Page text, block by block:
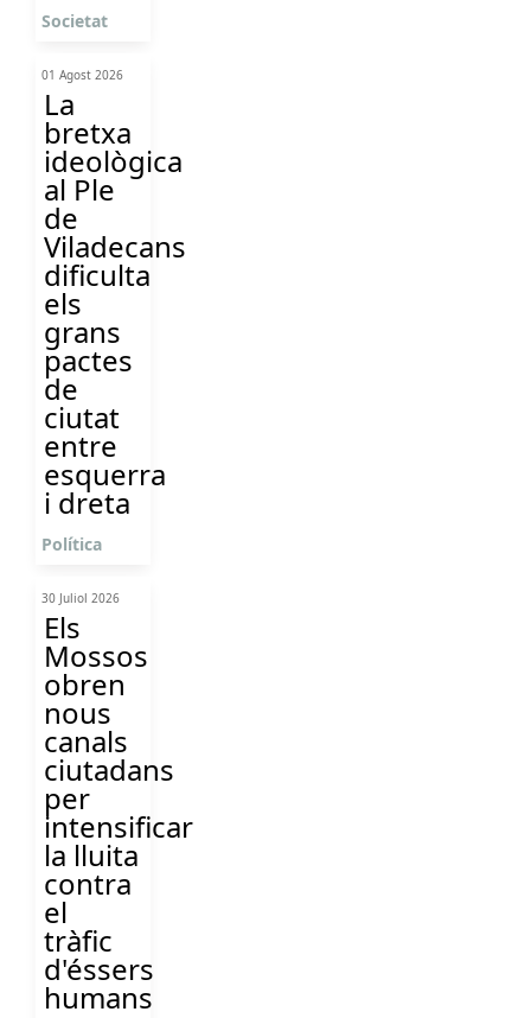
Societat
01 Agost 2026
La
bretxa
ideològica
al Ple
de
Viladecans
dificulta
els
grans
pactes
de
ciutat
entre
esquerra
i dreta
Política
30 Juliol 2026
Els
Mossos
obren
nous
canals
ciutadans
per
intensificar
la lluita
contra
el
tràfic
d'éssers
humans